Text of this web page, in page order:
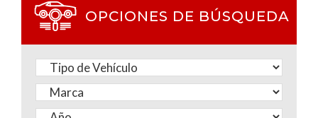
OPCIONES DE BÚSQUEDA